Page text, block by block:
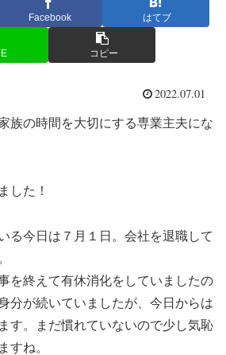
Facebook はてブ
コピー
2022.07.01
族の時間を大切にする専業主夫にな
した！
る今日は７月１日。会社を退職して
を終えて有休消化をしていましたの
分が続いていましたが、今日からは
す。まだ慣れていないので少し気恥
すね。